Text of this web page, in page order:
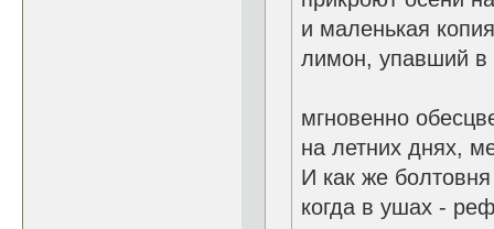
и маленькая
лимон, упавший в
мгновенно
на летних днях,
И как же
когда в ушах -